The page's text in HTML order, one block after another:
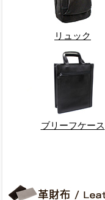
リュック
ブリーフケース